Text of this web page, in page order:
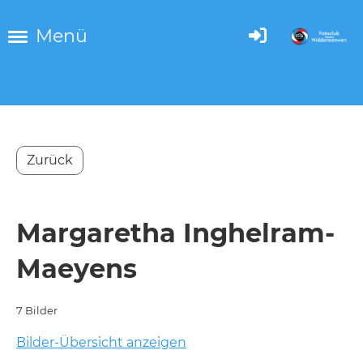
Menü
Zurück
Margaretha Inghelram-
Maeyens
7 Bilder
Bilder-Übersicht anzeigen